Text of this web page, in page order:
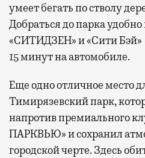
умеет бегать по стволу
Добраться до парка
«СИТИДЗЕН» и «Сити Бэй»
15 минут на автомобиле.
Еще одно отличное место
Тимирязевский парк,
напротив премиального
ПАРКВЬЮ» и сохранил
городской черте. Здесь